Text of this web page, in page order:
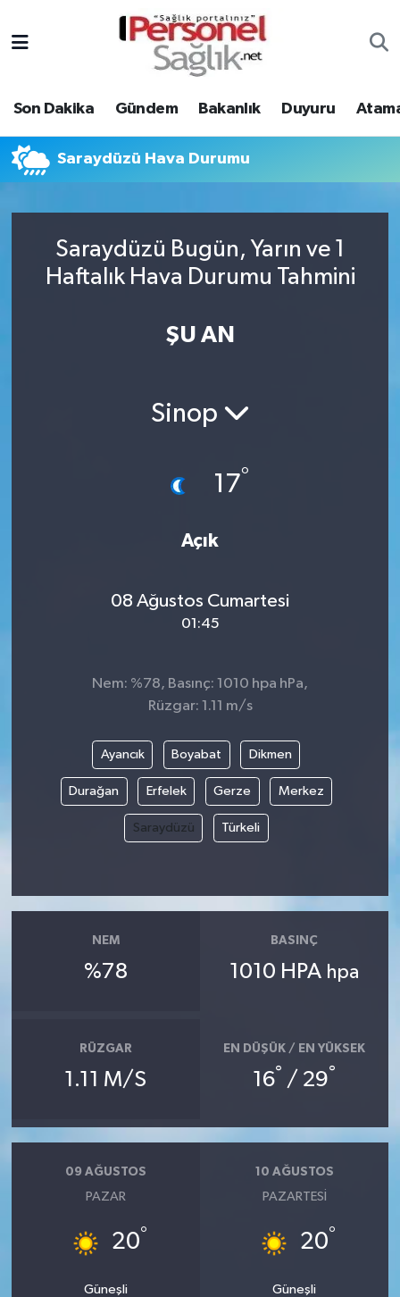
Son Dakika Gündem Bakanlık Duyuru
Saraydüzü Hava Durumu
Saraydüzü Bugün, Yarın ve 1
Haftalık Hava Durumu Tahmini
ŞU AN
Sinop
17°
Açık
08 Ağustos Cumartesi
01:45
Nem: %78, Basınç: 1010 hpa hPa,
Rüzgar: 1.11 m/s
Ayancık Boyabat Dikmen
Durağan Erfelek Gerze Merkez
Saraydüzü Türkeli
NEM
%78
BASINÇ
1010 HPA hpa
RÜZGAR
1.11 M/S
EN DÜŞÜK / EN YÜKSEK
16° / 29°
09 AĞUSTOS
PAZAR
20°
Güneşli
10 AĞUSTOS
PAZARTESI
20°
Güneşli
Gündem
Bakanlık
Atamalar
Nöbetçi Eczaneler
Hava Durumu
Trafik Durumu
Tüm Manşetler